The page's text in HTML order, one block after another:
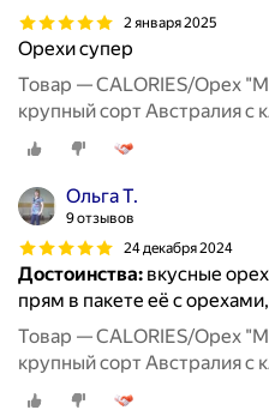
2 января 2025
Орехи супер
Товар — CALORIES/Орех
крупный сорт Австралия с
Ольга Т.
9 отзывов
24 декабря 2024
Достоинства: вкусные
прям в пакете её с
Товар — CALORIES/Орех
крупный сорт Австралия с